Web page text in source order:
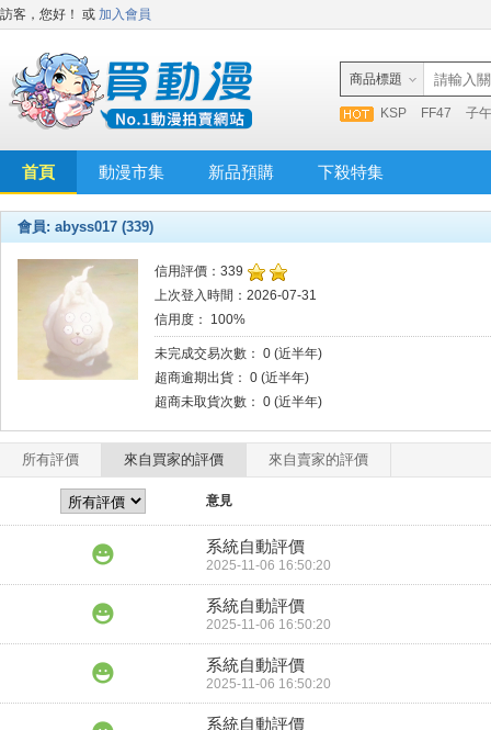
訪客，您好！ 或 加入會員
商品標題
KSP FF47 子
首頁 動漫市集 新品預購 下殺特集
會員: abyss017 (339)
信用評價：339
上次登入時間：2026-07-31
信用度： 100%
未完成交易次數： 0 (近半年)
超商逾期出貨： 0 (近半年)
超商未取貨次數： 0 (近半年)
所有評價 來自買家的評價 來自賣家的評價
意見
系統自動評價
2025-11-06 16:50:20
系統自動評價
2025-11-06 16:50:20
系統自動評價
2025-11-06 16:50:20
系統自動評價